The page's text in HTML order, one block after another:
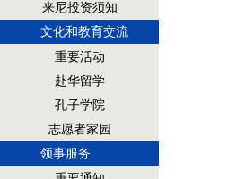
来尼投资须知
文化和教育交流
重要活动
赴华留学
孔子学院
志愿者家园
领事服务